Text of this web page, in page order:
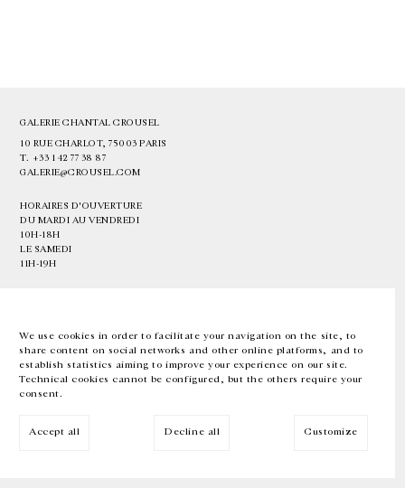
We use cookies in order to facilitate your navigation on the site, to
share content on social networks and other online platforms, and to
establish statistics aiming to improve your experience on our site.
Technical cookies cannot be configured, but the others require your
consent.
Accept all Decline all Customize
GALERIE CHANTAL CROUSEL
10 RUE CHARLOT, 75003 PARIS
T. +33 1 42 77 38 87
GALERIE@CROUSEL.COM
HORAIRES D'OUVERTURE
DU MARDI AU VENDREDI
10H-18H
LE SAMEDI
11H-19H
EN FR 中文 Facebook Instagram
Inscrivez-vous à notre newsletter